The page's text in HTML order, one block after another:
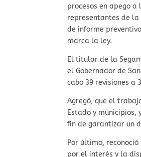
procesos en apego
representantes de la
de informe
marca la ley.
El titular de la
el Gobernador de
cabo 39 revisiones a
Agregó, que el
Estado y
fin de garantizar un
Por último,
por el interés y la